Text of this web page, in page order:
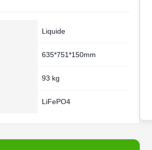
Liquide
635*751*150mm
93 kg
LiFePO4